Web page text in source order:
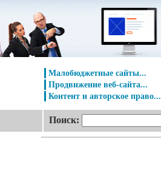
Малобюджетные сайты...
Продвижение веб-сайта...
Контент и авторское право...
Поиск: